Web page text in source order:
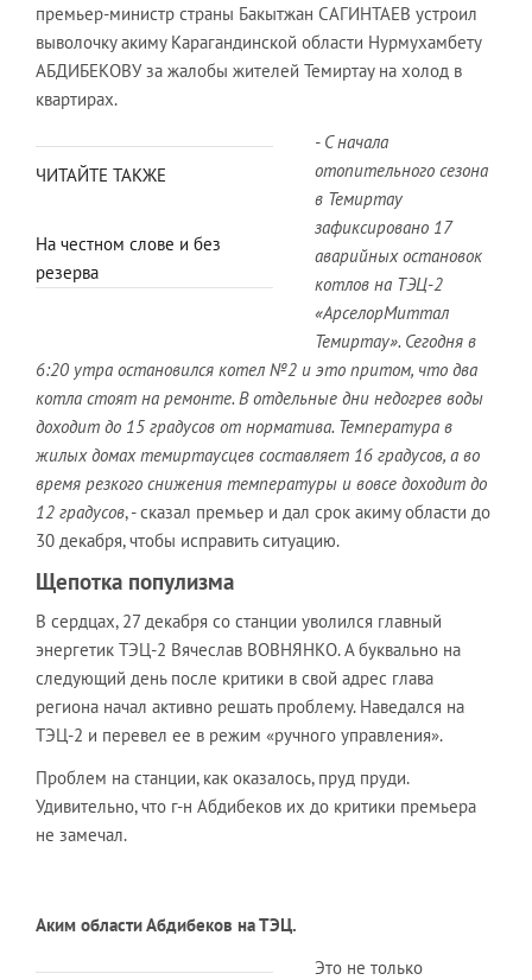
премьер-министр страны Бакытжан САГИНТАЕВ устроил
выволочку акиму Карагандинской области Нурмухамбету
АБДИБЕКОВУ за жалобы жителей Темиртау на холод в
квартирах.
ЧИТАЙТЕ ТАКЖЕ
На честном слове и без
резерва
- С начала
отопительного сезона
в Темиртау
зафиксировано 17
аварийных остановок
котлов на ТЭЦ-2
«АрселорМиттал
Темиртау». Сегодня в
6:20 утра остановился котел №2 и это притом, что два
котла стоят на ремонте. В отдельные дни недогрев воды
доходит до 15 градусов от норматива. Температура в
жилых домах темиртаусцев составляет 16 градусов, а во
время резкого снижения температуры и вовсе доходит до
12 градусов, - сказал премьер и дал срок акиму области до
30 декабря, чтобы исправить ситуацию.
Щепотка популизма
В сердцах, 27 декабря со станции уволился главный
энергетик ТЭЦ-2 Вячеслав ВОВНЯНКО. А буквально на
следующий день после критики в свой адрес глава
региона начал активно решать проблему. Наведался на
ТЭЦ-2 и перевел ее в режим «ручного управления».
Проблем на станции, как оказалось, пруд пруди.
Удивительно, что г-н Абдибеков их до критики премьера
не замечал.
Аким области Абдибеков на ТЭЦ.
Это не только